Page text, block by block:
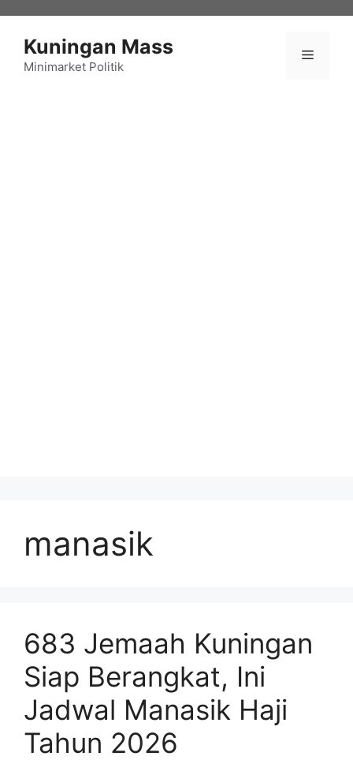
Kuningan Mass
Minimarket Politik
Menu
manasik
683 Jemaah Kuningan
Siap Berangkat, Ini
Jadwal Manasik Haji
Tahun 2026